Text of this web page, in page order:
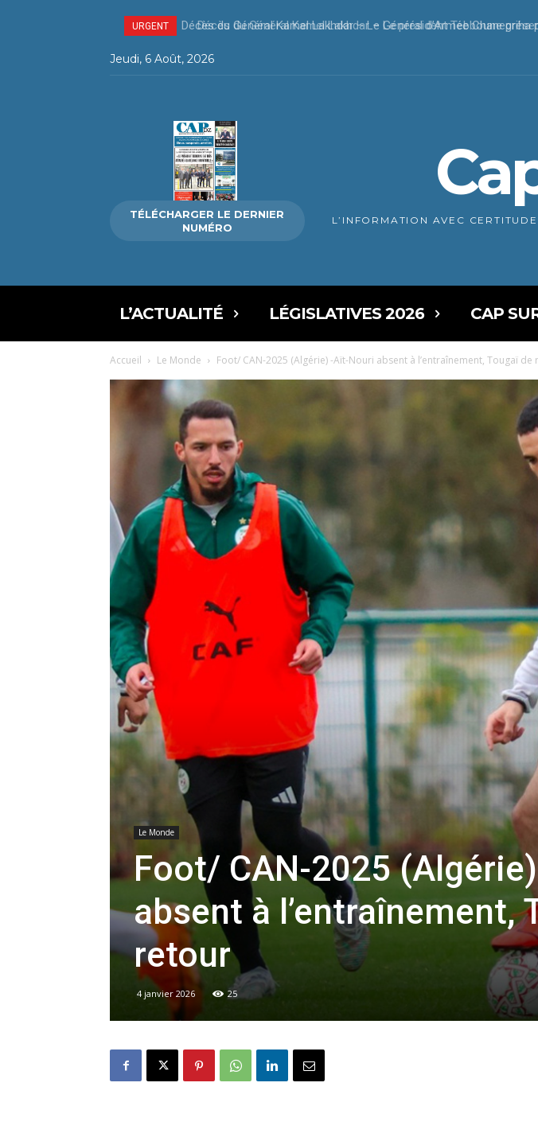
URGENT Décès du Général Kamel Lakhdar – Le président Tebboune
Jeudi, 6 Août, 2026
TÉLÉCHARGER LE DERNIER
NUMÉRO
L’INFORMATION AVEC
L’ACTUALITÉ LÉGISLATIVES 2026 CAP
Accueil Le Monde Foot/ CAN-2025 (Algérie) -Aït-Nouri absent à l’entraînement, Tougaï de
Le Monde
Foot/ CAN-2025
absent à l’entraînement,
retour
4 janvier 2026 25